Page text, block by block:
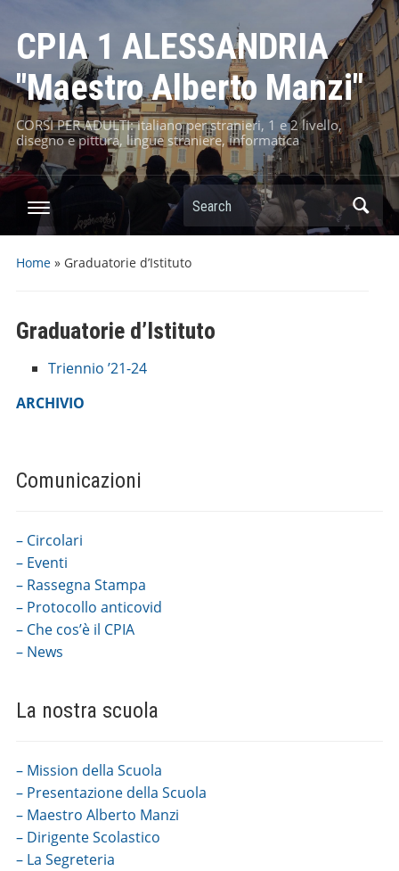
CPIA 1 ALESSANDRIA
"Maestro Alberto Manzi"
CORSI PER ADULTI: italiano per stranieri, 1 e 2 livello,
disegno e pittura, lingue straniere, informatica
Home» Graduatorie d’Istituto
Comunicazioni
– Circolari
– Eventi
– Rassegna Stampa
– Protocollo anticovid
– Che cos’è il CPIA
– News
La nostra scuola
– Mission della Scuola
– Presentazione della Scuola
– Maestro Alberto Manzi
– Dirigente Scolastico
– La Segreteria
Graduatorie d’Istituto
Triennio ’21-24
ARCHIVIO